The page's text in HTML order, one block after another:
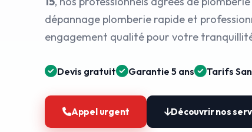
dépannage plomberie rapide et
engagement qualité pour votre
Devis gratuit Garantie 5 ans Tarifs
Appel urgent Découvrir nos